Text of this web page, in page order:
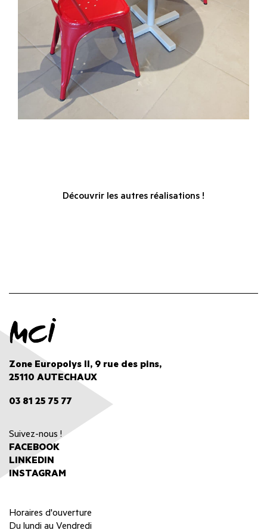
Découvrir les autres réalisations !
Zone Europolys II, 9 rue des pins,
25110 AUTECHAUX
03 81 25 75 77
Suivez-nous !
FACEBOOK
LINKEDIN
INSTAGRAM
Horaires d'ouverture
Du lundi au Vendredi